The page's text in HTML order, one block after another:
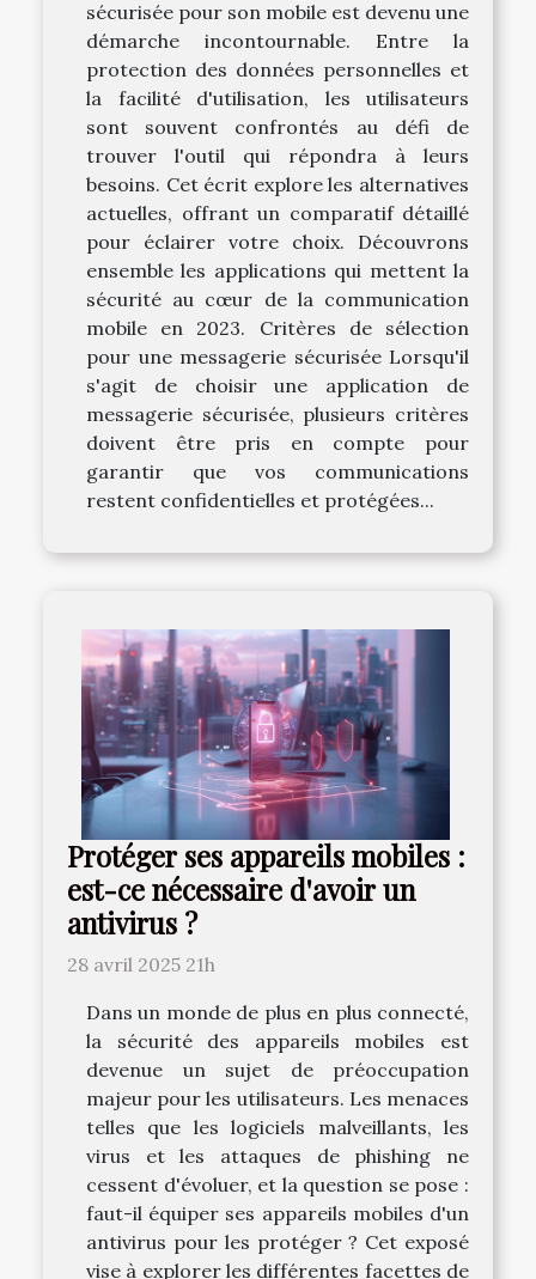
sécurisée pour son mobile est devenu une
démarche incontournable. Entre la
protection des données personnelles et
la facilité d'utilisation, les utilisateurs
sont souvent confrontés au défi de
trouver l'outil qui répondra à leurs
besoins. Cet écrit explore les alternatives
actuelles, offrant un comparatif détaillé
pour éclairer votre choix. Découvrons
ensemble les applications qui mettent la
sécurité au cœur de la communication
mobile en 2023. Critères de sélection
pour une messagerie sécurisée Lorsqu'il
s'agit de choisir une application de
messagerie sécurisée, plusieurs critères
doivent être pris en compte pour
garantir que vos communications
restent confidentielles et protégées...
Protéger ses appareils mobiles :
est-ce nécessaire d'avoir un
antivirus ?
28 avril 2025 21h
Dans un monde de plus en plus connecté,
la sécurité des appareils mobiles est
devenue un sujet de préoccupation
majeur pour les utilisateurs. Les menaces
telles que les logiciels malveillants, les
virus et les attaques de phishing ne
cessent d'évoluer, et la question se pose :
faut-il équiper ses appareils mobiles d'un
antivirus pour les protéger ? Cet exposé
vise à explorer les différentes facettes de